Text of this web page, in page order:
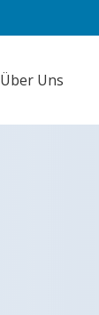
Über Uns